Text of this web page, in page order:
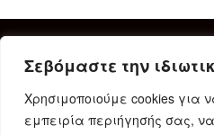
Σεβόμαστε την
Χρησιμοποιούμε cookies για
εμπειρία περιήγησής σας,